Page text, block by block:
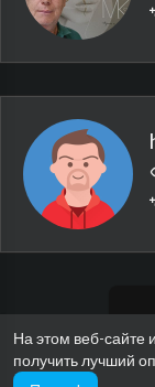
На этом веб-сайте
получить лучший